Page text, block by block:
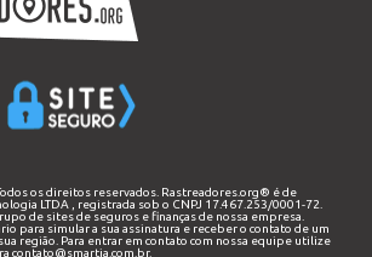
os direitos reservados. Rastreadores.org® é de
LTDA
, registrada sob o CNPJ 17.467.253/0001-72.
de sites de seguros e finanças de nossa empresa.
para simular a sua assinatura e receber o contato de um
região. Para entrar em contato com nossa equipe utilize
contato@smartia.com.br.